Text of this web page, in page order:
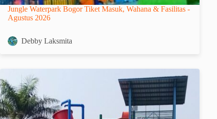
Jungle Waterpark Bogor Tiket Masuk, Wahana & Fasilitas -
Agustus 2026
Debby Laksmita